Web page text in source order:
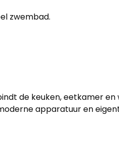
zwembad.
de keuken, eetkamer
apparatuur en